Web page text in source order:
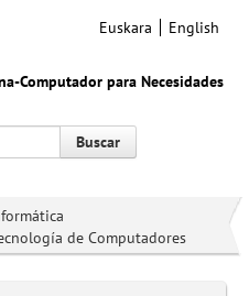
Computador para Necesidades
Euskara English
Buscar
de Computadores